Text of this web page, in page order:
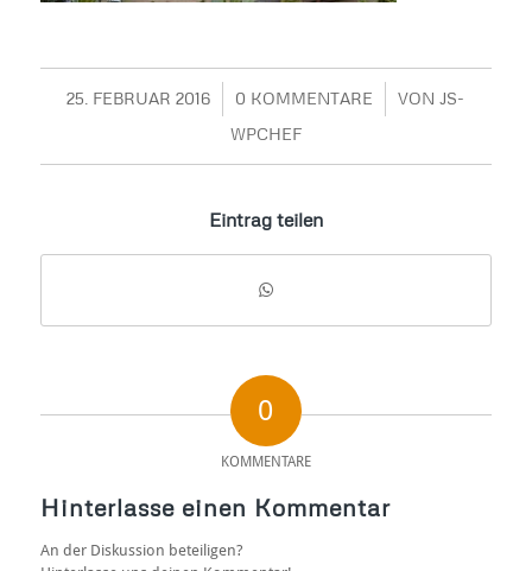
25. FEBRUAR 2016
/ 0 KOMMENTARE
/ VONJS-
WPCHEF
Eintrag teilen
0
KOMMENTARE
Hinterlasse einen Kommentar
An der Diskussion beteiligen?